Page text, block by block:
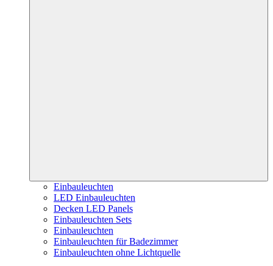
Einbauleuchten
LED Einbauleuchten
Decken LED Panels
Einbauleuchten Sets
Einbauleuchten
Einbauleuchten für Badezimmer
Einbauleuchten ohne Lichtquelle